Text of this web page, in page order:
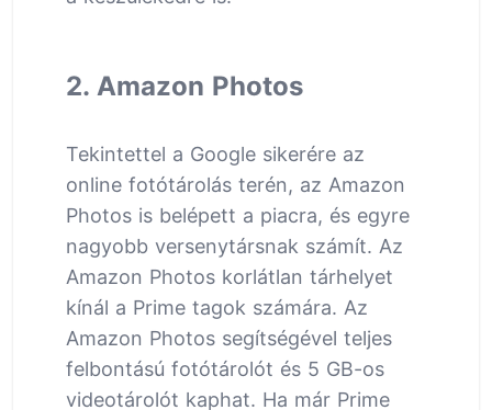
2. Amazon Photos
Tekintettel a Google sikerére az
online fotótárolás terén, az Amazon
Photos is belépett a piacra, és egyre
nagyobb versenytársnak számít. Az
Amazon Photos korlátlan tárhelyet
kínál a Prime tagok számára. Az
Amazon Photos segítségével teljes
felbontású fotótárolót és 5 GB-os
videotárolót kaphat. Ha már Prime